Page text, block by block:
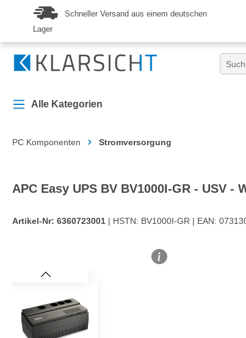
Zur Hauptnavigation springen
Schneller Versand aus einem deutschen
Lager
Alle Kategorien
PC Komponenten Stromversorgung
APC Easy UPS BV BV1000I-GR - USV -
Artikel-Nr: 6360723001 | HSTN: BV1000I-GR | EAN:
Bildergalerie überspringen